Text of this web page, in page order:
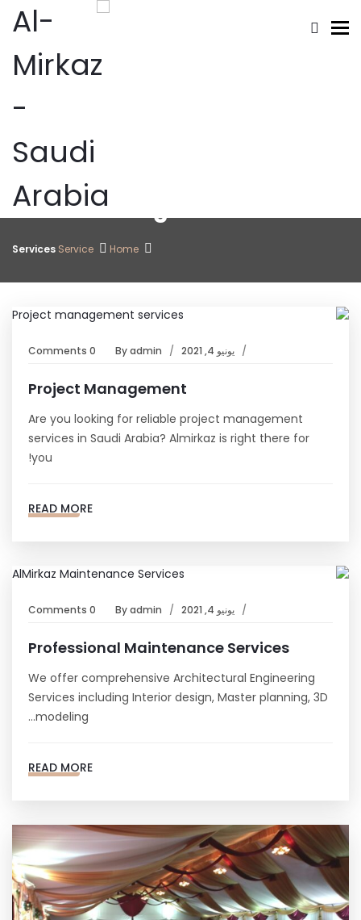
Toggle navigation
Service Categories: Services
Home
Service
Services
يونيو 4, 2021 Byadmin
0 Comments
Project Management
Are you looking for reliable project management
services in Saudi Arabia? Almirkaz is right there for
you!
READ MORE
يونيو 4, 2021 Byadmin
0 Comments
Professional Maintenance Services
We offer comprehensive Architectural Engineering
Services including Interior design, Master planning, 3D
modeling…
READ MORE